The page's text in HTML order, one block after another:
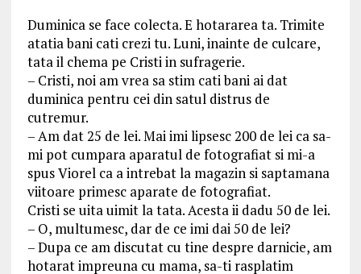
Duminica se face colecta. E hotararea ta. Trimite
atatia bani cati crezi tu. Luni, inainte de culcare,
tata il chema pe Cristi in sufragerie.
– Cristi, noi am vrea sa stim cati bani ai dat
duminica pentru cei din satul distrus de
cutremur.
– Am dat 25 de lei. Mai imi lipsesc 200 de lei ca sa-
mi pot cumpara aparatul de fotografiat si mi-a
spus Viorel ca a intrebat la magazin si saptamana
viitoare primesc aparate de fotografiat.
Cristi se uita uimit la tata. Acesta ii dadu 50 de lei.
– O, multumesc, dar de ce imi dai 50 de lei?
– Dupa ce am discutat cu tine despre darnicie, am
hotarat impreuna cu mama, sa-ti rasplatim